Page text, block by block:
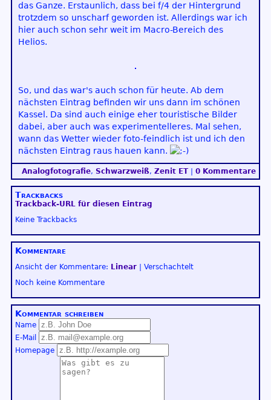
das Ganze. Erstaunlich, dass bei f/4 der Hintergrund
trotzdem so unscharf geworden ist. Allerdings war ich
hier auch schon sehr weit im Macro-Bereich des
Helios.
So, und das war's auch schon für heute. Ab dem
nächsten Eintrag befinden wir uns dann im schönen
Kassel. Da sind auch einige eher touristische Bilder
dabei, aber auch was experimentelleres. Mal sehen,
wann das Wetter wieder foto-feindlich ist und ich den
nächsten Eintrag raus hauen kann.
Analogfotografie, Schwarzweiß, Zenit ET| 0 Kommentare
Trackbacks
Trackback-URL für diesen Eintrag
Keine Trackbacks
Kommentare
Ansicht der Kommentare: Linear | Verschachtelt
Noch keine Kommentare
Kommentar schreiben
Name
E-Mail
Homepage